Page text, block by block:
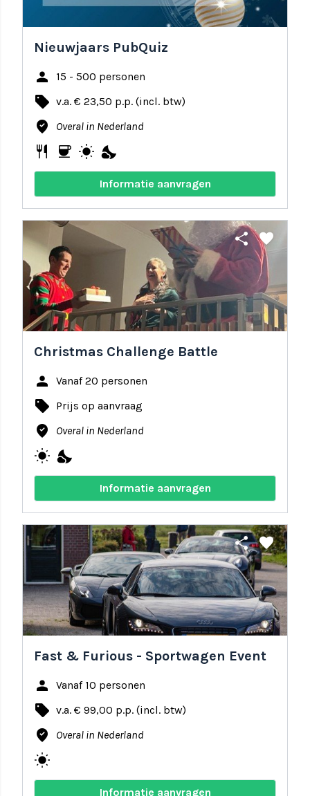
Nieuwjaars PubQuiz
person 15 - 500 personen
local_offer v.a. € 23,50 p.p. (incl. btw)
where_to_vote Overal in Nederland
restaurant coffee wb_sunny nights_stay
Informatie aanvragen
share favorite
Christmas Challenge Battle
person Vanaf 20 personen
local_offer Prijs op aanvraag
where_to_vote Overal in Nederland
wb_sunny nights_stay
Informatie aanvragen
share favorite
Fast & Furious - Sportwagen Event
person Vanaf 10 personen
local_offer v.a. € 99,00 p.p. (incl. btw)
where_to_vote Overal in Nederland
wb_sunny
Informatie aanvragen